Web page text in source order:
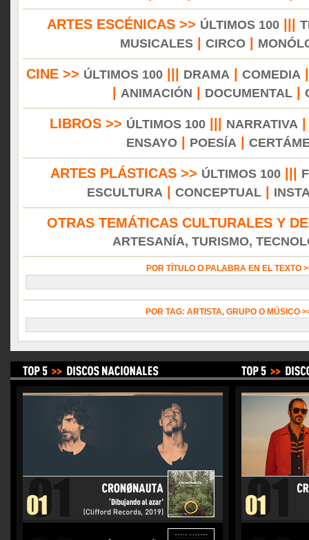
ARTES ESCÉNICAS >> ÚLTIMOS 100
MUSICALES
CIRCO
CINE >> ÚLTIMOS 100||| DRAMA COMEDIA
ANIMACIÓN DOCUMENTAL|
LIBROS >> ÚLTIMOS 100 NARRATIVA
ENSAYO| POESÍA
ARTES PLÁSTICAS >> ÚLTIMOS 100|||
ESCULTURA
CONCEPTUAL
OTRAS TEMÁTICAS CULTURALES Y
ARTESANÍA, TURISMO,
POR TÍTULO O PALABRA EN EL TEXTO
POR TAG: ARTISTA, GRUPO O MÚSICO